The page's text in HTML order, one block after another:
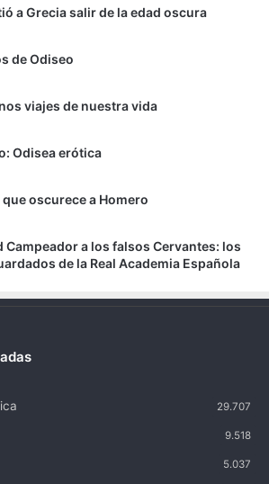
a Grecia salir de la edad oscura
de Odiseo
viajes de nuestra vida
Odisea erótica
oscurece a Homero
Campeador a los falsos Cervantes: los
de la Real Academia Española
29.707
9.518
5.037